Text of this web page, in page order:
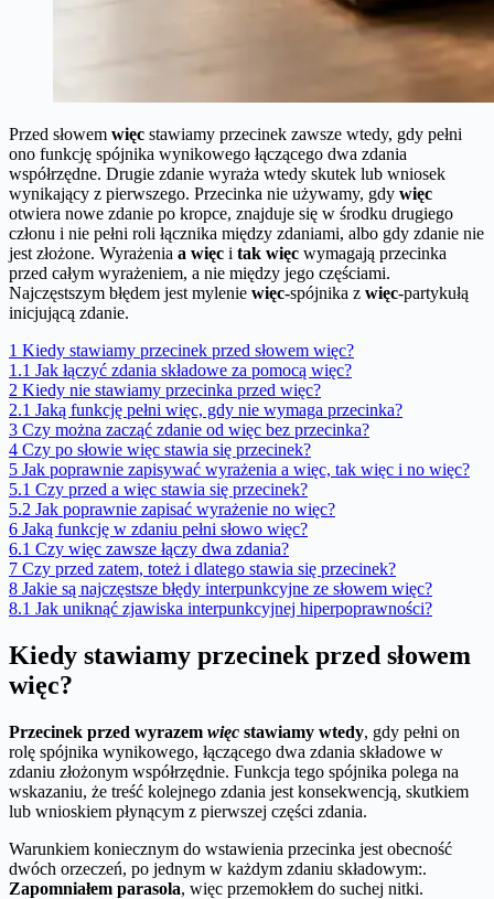
Przed słowem więc stawiamy przecinek zawsze wtedy, gdy pełni
ono funkcję spójnika wynikowego łączącego dwa zdania
współrzędne. Drugie zdanie wyraża wtedy skutek lub wniosek
wynikający z pierwszego. Przecinka nie używamy, gdy więc
otwiera nowe zdanie po kropce, znajduje się w środku drugiego
członu i nie pełni roli łącznika między zdaniami, albo gdy zdanie nie
jest złożone. Wyrażenia a więc i tak więc wymagają przecinka
przed całym wyrażeniem, a nie między jego częściami.
Najczęstszym błędem jest mylenie więc-spójnika z więc-partykułą
inicjującą zdanie.
1 Kiedy stawiamy przecinek przed słowem więc?
1.1 Jak łączyć zdania składowe za pomocą więc?
2 Kiedy nie stawiamy przecinka przed więc?
2.1 Jaką funkcję pełni więc, gdy nie wymaga przecinka?
3 Czy można zacząć zdanie od więc bez przecinka?
4 Czy po słowie więc stawia się przecinek?
5 Jak poprawnie zapisywać wyrażenia a więc, tak więc i no więc?
5.1 Czy przed a więc stawia się przecinek?
5.2 Jak poprawnie zapisać wyrażenie no więc?
6 Jaką funkcję w zdaniu pełni słowo więc?
6.1 Czy więc zawsze łączy dwa zdania?
7 Czy przed zatem, toteż i dlatego stawia się przecinek?
8 Jakie są najczęstsze błędy interpunkcyjne ze słowem więc?
8.1 Jak uniknąć zjawiska interpunkcyjnej hiperpoprawności?
Kiedy stawiamy przecinek przed słowem
więc?
Przecinek przed wyrazem więc stawiamy wtedy, gdy pełni on
rolę spójnika wynikowego, łączącego dwa zdania składowe w
zdaniu złożonym współrzędnie. Funkcja tego spójnika polega na
wskazaniu, że treść kolejnego zdania jest konsekwencją, skutkiem
lub wnioskiem płynącym z pierwszej części zdania.
Warunkiem koniecznym do wstawienia przecinka jest obecność
dwóch orzeczeń, po jednym w każdym zdaniu składowym:.
Zapomniałem parasola, więc przemokłem do suchej nitki.